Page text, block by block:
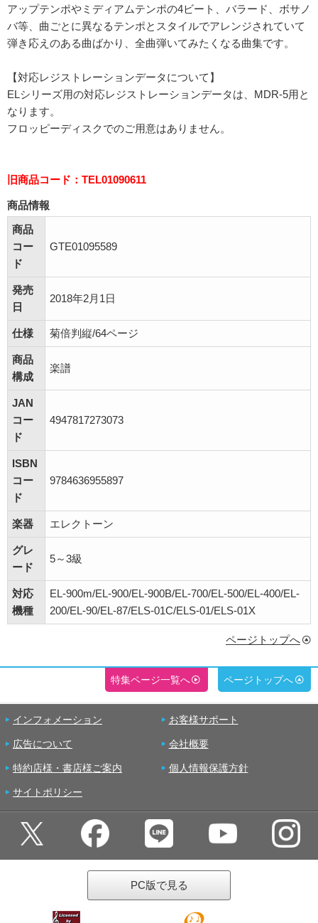
アップテンポやミディアムテンポの4ビート、バラード、ボサノ
バ等、曲ごとに異なるテンポとスタイルでアレンジされていて
弾き応えのある曲ばかり、全曲弾いてみたくなる曲集です。
【対応レジストレーションデータについて】
ELシリーズ用の対応レジストレーションデータは、MDR-5用と
なります。
フロッピーディスクでのご用意はありません。
旧商品コード：TEL01090611
商品情報
商品
コー
ド
GTE01095589
発売
日
2018年2月1日
仕様 菊倍判縦/64ページ
商品
構成
楽譜
JAN
コー
ド
4947817273073
ISBN
コー
ド
9784636955897
楽器 エレクトーン
グレ
ード
5～3級
対応
機種
EL-900m/EL-900/EL-900B/EL-700/EL-500/EL-400/EL-
200/EL-90/EL-87/ELS-01C/ELS-01/ELS-01X
ページトップへ
特集ページ一覧へ ページトップへ
インフォメーション お客様サポート
広告について 会社概要
特約店様・書店様ご案内 個人情報保護方針
サイトポリシー
PC版で見る